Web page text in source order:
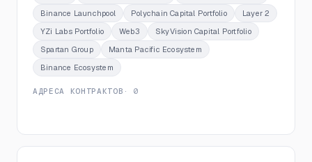
Binance Launchpool Polychain Capital Portfolio
Layer 2
YZi Labs Portfolio
Web3
SkyVision Capital Portfolio
Spartan Group
Manta Pacific Ecosystem
Binance Ecosystem
АДРЕСА КОНТРАКТОВ · 0